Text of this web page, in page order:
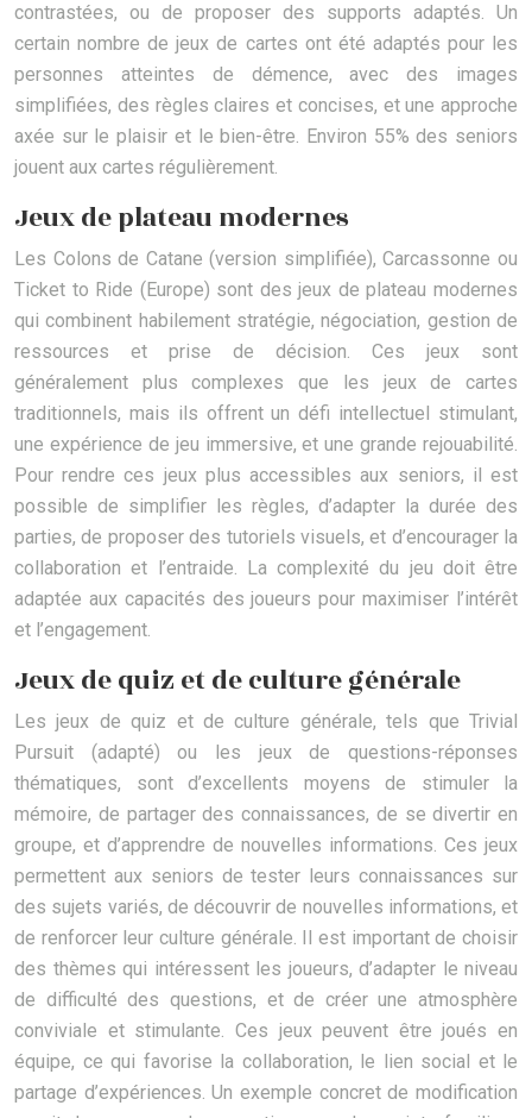
contrastées, ou de proposer des supports adaptés. Un
certain nombre de jeux de cartes ont été adaptés pour les
personnes atteintes de démence, avec des images
simplifiées, des règles claires et concises, et une approche
axée sur le plaisir et le bien-être. Environ 55% des seniors
jouent aux cartes régulièrement.
Jeux de plateau modernes
Les Colons de Catane (version simplifiée), Carcassonne ou
Ticket to Ride (Europe) sont des jeux de plateau modernes
qui combinent habilement stratégie, négociation, gestion de
ressources et prise de décision. Ces jeux sont
généralement plus complexes que les jeux de cartes
traditionnels, mais ils offrent un défi intellectuel stimulant,
une expérience de jeu immersive, et une grande rejouabilité.
Pour rendre ces jeux plus accessibles aux seniors, il est
possible de simplifier les règles, d’adapter la durée des
parties, de proposer des tutoriels visuels, et d’encourager la
collaboration et l’entraide. La complexité du jeu doit être
adaptée aux capacités des joueurs pour maximiser l’intérêt
et l’engagement.
Jeux de quiz et de culture générale
Les jeux de quiz et de culture générale, tels que Trivial
Pursuit (adapté) ou les jeux de questions-réponses
thématiques, sont d’excellents moyens de stimuler la
mémoire, de partager des connaissances, de se divertir en
groupe, et d’apprendre de nouvelles informations. Ces jeux
permettent aux seniors de tester leurs connaissances sur
des sujets variés, de découvrir de nouvelles informations, et
de renforcer leur culture générale. Il est important de choisir
des thèmes qui intéressent les joueurs, d’adapter le niveau
de difficulté des questions, et de créer une atmosphère
conviviale et stimulante. Ces jeux peuvent être joués en
équipe, ce qui favorise la collaboration, le lien social et le
partage d’expériences. Un exemple concret de modification